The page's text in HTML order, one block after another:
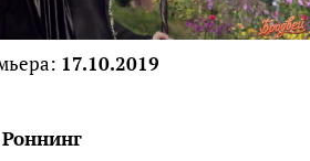
17.10.2019